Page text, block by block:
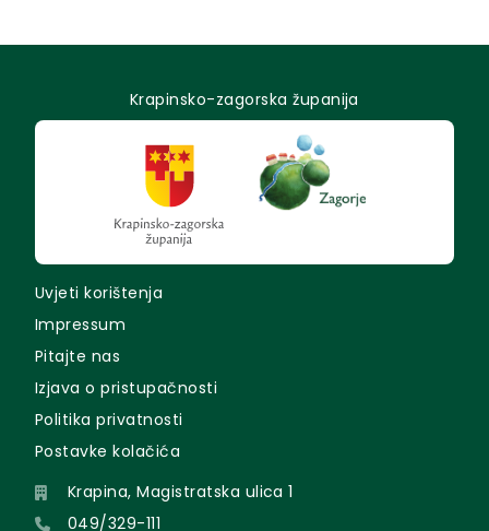
Krapinsko-zagorska županija
Uvjeti korištenja
Impressum
Pitajte nas
Izjava o pristupačnosti
Politika privatnosti
Postavke kolačića
Krapina, Magistratska ulica 1
049/329-111